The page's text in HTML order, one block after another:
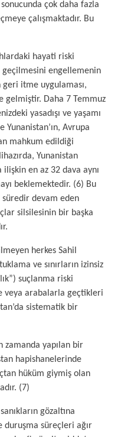
sonucunda çok daha fazla
çalışmaktadır. Bu
hayati riski
geçilmesini engellemenin
itme uygulaması,
gelmiştir. Daha 7 Temmuz
yasadışı ve yaşamı
Avrupa
mahkum edildiği
Yunanistan
en az 32 dava aynı
beklemektedir. (6) Bu
devam eden
silsilesinin bir başka
herkes Sahil
ve sınırların izinsiz
suçlanma riski
veya arabalarla geçtikleri
sistematik bir
zamanda yapılan bir
hapishanelerinde
hüküm giymiş olan
(7)
gözaltına
duruşma süreçleri ağır